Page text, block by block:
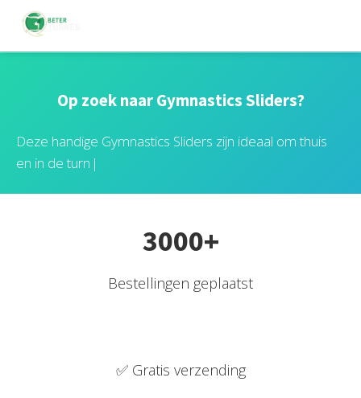
Op zoek naar Gymnastics Sliders?
Deze handige Gymnastics Sliders zijn ideaal om thuis
en in de turn h
3000+
Bestellingen geplaatst
✅ Gratis verzending